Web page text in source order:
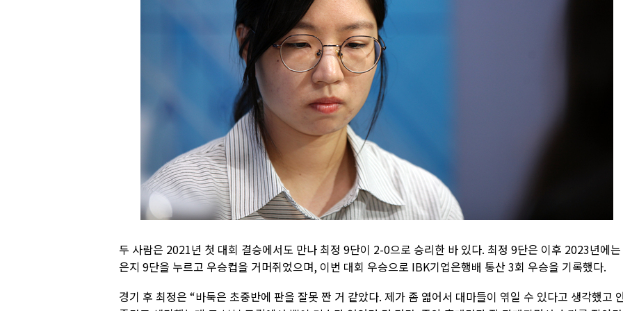
두 사람은 2021년 첫 대회 결승에서도 만나 최정 9단이 2-0으로 승리한 바 있다. 최정 9단은 이후 2023년에
은지 9단을 누르고 우승컵을 거머쥐었으며, 이번 대회 우승으로 IBK기업은행배 통산 3회 우승을 기록했다.
경기 후 최정은 “바둑은 초중반에 판을 잘못 짠 거 같았다. 제가 좀 엷어서 대마들이 엮일 수 있다고 생각했고